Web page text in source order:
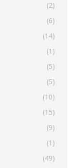
(2)
(6)
(14)
(1)
(5)
(5)
(10)
(15)
(9)
(1)
(49)